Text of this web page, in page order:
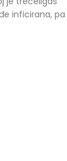
inficirana, pa